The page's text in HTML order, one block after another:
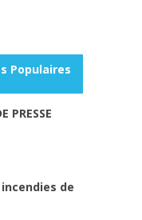
Populaires
PRESSE
de